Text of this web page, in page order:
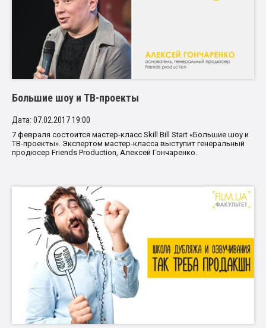
Большие шоу и ТВ-проекты
Дата: 07.02.2017 19:00
7 февраля состоится мастер-класс Skill Bill Start «Большие шоу и
ТВ-проекты». Экспертом мастер-класса выступит генеральный
продюсер Friends Production, Алексей Гончаренко.